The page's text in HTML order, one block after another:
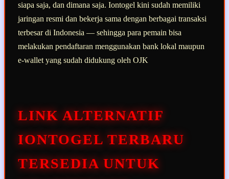
siapa saja, dan dimana saja. Iontogel kini sudah memiliki
jaringan resmi dan bekerja sama dengan berbagai transaksi
terbesar di Indonesia — sehingga para pemain bisa
melakukan pendaftaran menggunakan bank lokal maupun
e-wallet yang sudah didukung oleh OJK
LINK ALTERNATIF
IONTOGEL TERBARU
TERSEDIA UNTUK